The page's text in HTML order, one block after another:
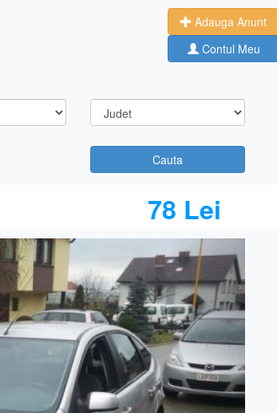
Adauga Anunt
Contul Meu
Cauta
78 Lei
Next